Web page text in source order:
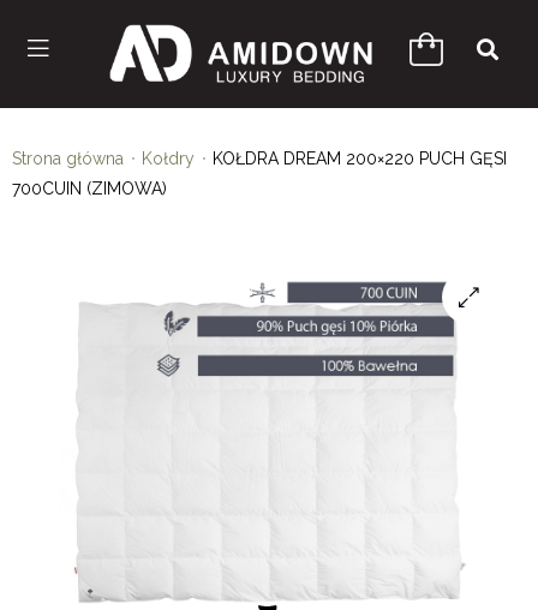
Strona główna Kołdry
KOŁDRA DREAM 200×220 PUCH GĘSI
700CUIN (ZIMOWA)